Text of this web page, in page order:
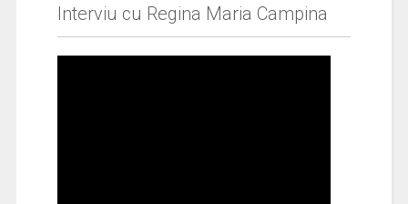
Interviu cu Regina Maria Campina